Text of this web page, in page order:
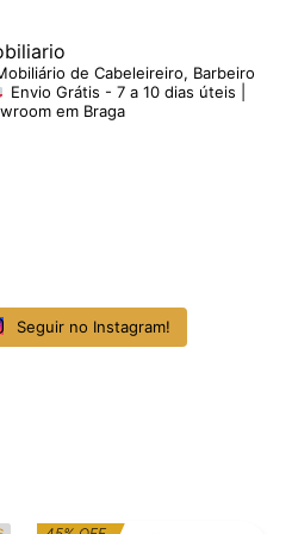
de Cabeleireiro, Barbeiro
Envio Grátis - 7 a 10 dias úteis |
em Braga
Seguir no Instagram!
O
O